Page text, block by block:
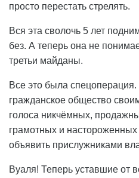
просто перестать стрелять.
Вся эта сволочь 5 лет
без. А теперь она не
третьи майданы.
Все это была
гражданское общество
голоса никчёмных,
грамотных и настороженных
объявить прислужниками
Вуаля! Теперь уставшие от